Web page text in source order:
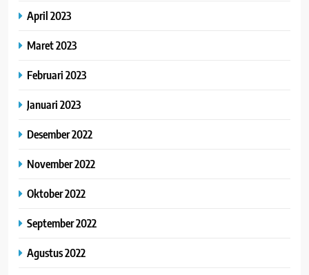
April 2023
Maret 2023
Februari 2023
Januari 2023
Desember 2022
November 2022
Oktober 2022
September 2022
Agustus 2022